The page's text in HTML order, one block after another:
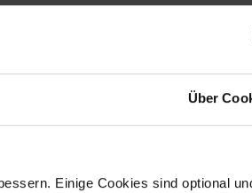
Über
Einige Cookies sind optional
"KI in der